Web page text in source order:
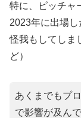
特に、ピッチャ
2023年に出場し
怪我もしてしま
ど）
あくまでもプ
で影響が及ん